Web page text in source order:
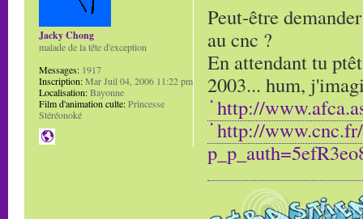
Peut-être
au cnc ?
En attendant tu
2003... hum,
http://
http://
Jacky Chong
malade de la tête d'exception
Messages: 1917
Inscription:Mar Juil 04, 2006 11:22 pm
Localisation:Bayonne
Film d'animation culte:Princesse
Stéréonoké